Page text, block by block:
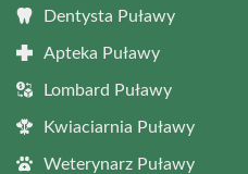
Dentysta Puławy
Apteka Puławy
Lombard Puławy
Kwiaciarnia Puławy
Weterynarz Puławy